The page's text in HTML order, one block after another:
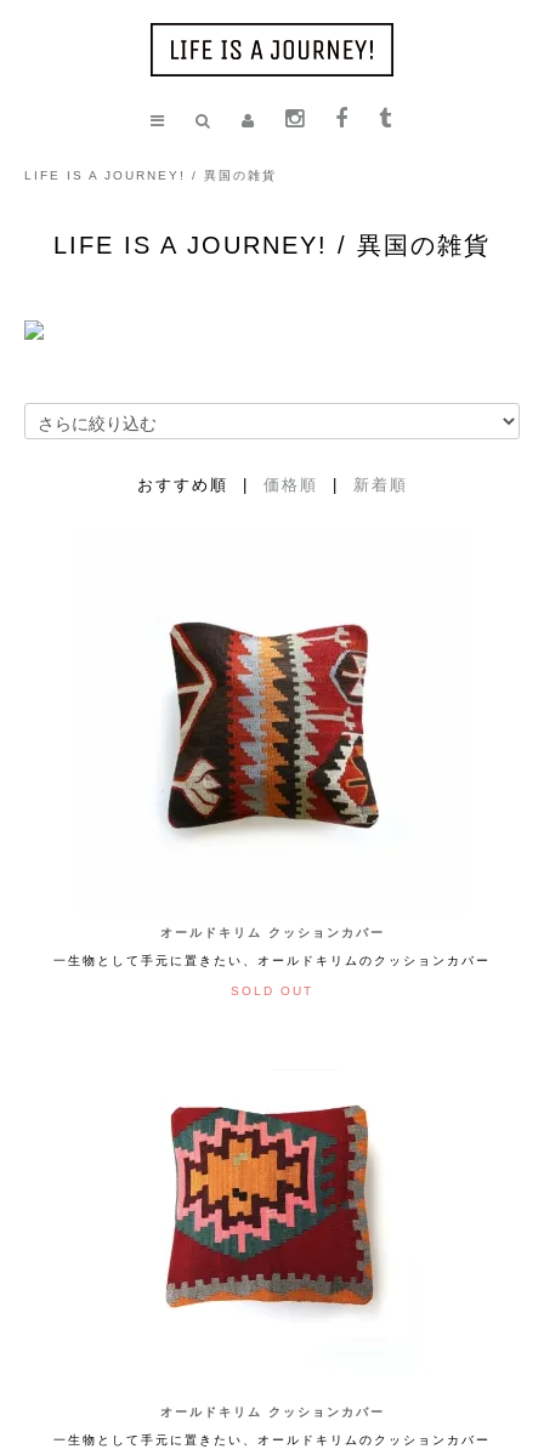
LIFE IS A JOURNEY! / 異国の雑貨
LIFE IS A JOURNEY! / 異国の雑貨
おすすめ順 | 価格順 新着順
オールドキリム クッションカバー
一生物として手元に置きたい、オールドキリムのクッションカバー
SOLD OUT
オールドキリム クッションカバー
一生物として手元に置きたい、オールドキリムのクッションカバー